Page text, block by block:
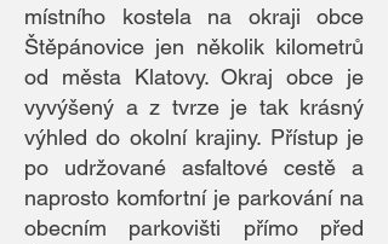
místního kostela na okraji obce
Štěpánovice jen několik kilometrů
od města Klatovy. Okraj obce je
vyvýšený a z tvrze je tak krásný
výhled do okolní krajiny. Přístup je
po udržované asfaltové cestě a
naprosto komfortní je parkování na
obecním parkovišti přímo před